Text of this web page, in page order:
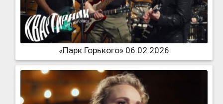
«Парк Горького» 06.02.2026